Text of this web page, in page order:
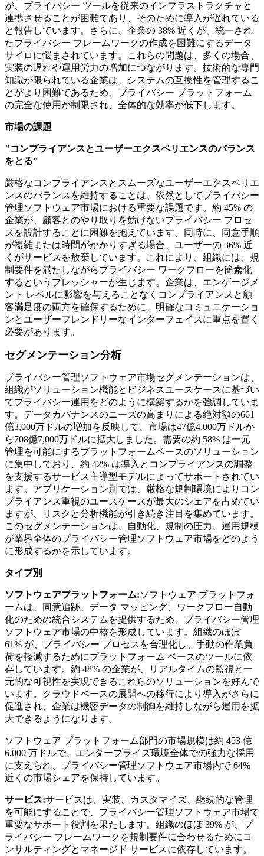
が、プライバシー ツールを従来のインフラストラクチャと
連携させることが困難であり、そのために導入が遅れている
と報告しています。さらに、企業の 38% 近くが、統一され
たプライバシー フレームワークの作成を困難にするデータ
サイロに悩まされています。これらの問題は、多くの場合、
実装の遅れや運用労力の増加につながります。技術的な専門
知識が限られている企業は、システムの互換性を管理するこ
とがより困難であるため、プライバシー プラットフォーム
の完全な使用が制限され、全体的な効率が低下します。
市場の課題
"コンプライアンスとユーザーエクスペリエンスのバランス
をとる"
厳格なコンプライアンスとスムーズなユーザーエクスペリエ
ンスのバランスを維持することは、依然としてプライバシー
管理ソフトウェア市場における重要な課題です。約 45% の
企業が、顧客とのやり取りを妨げないプライバシー プロセ
スを設計することに困難を抱えています。同時に、同意手順
が複雑または時間がかかりすぎる場合、ユーザーの 36% 近
くがサービスを放棄しています。これにより、組織には、規
制要件を満たしながらプライバシー ワークフローを簡素化
するというプレッシャーが生じます。企業は、エンゲージメ
ント レベルに影響を与えることなくコンプライアンスと顧
客満足度の両方を確保するために、明確なコミュニケーショ
ンとユーザーフレンドリーなインターフェイスに重点を置く
必要があります。
セグメンテーション分析
プライバシー管理ソフトウェア市場セグメンテーションは、
組織がソリューション機能とビジネスユースケースに基づい
てプライバシー運用をどのように構築するかを強調していま
す。データガバナンスのニーズの高まりによる絶対額の661
億3,000万ドルの増加を反映して、市場は47億4,000万ドルか
ら708億7,000万ドルに拡大しました。需要の約 58% は一元
管理を可能にするプラットフォームベースのソリューション
に集中しており、約 42% は導入とコンプライアンスの調整
を支援するサービス主導型モデルによってサポートされてい
ます。アプリケーション別では、厳格な規制環境によりコン
プライアンス重視のユースケースが最大のシェアを占めてい
ますが、リスクと分析機能が引き続き注目を集めています。
このセグメンテーションは、自動化、規制の圧力、運用規模
が業界全体のプライバシー管理ソフトウェア市場をどのよう
に形成するかを示しています。
タイプ別
ソフトウェアプラットフォーム:ソフトウェア プラットフォ
ームは、同意追跡、データ マッピング、ワークフロー自動
化のための統合システムを提供するため、プライバシー管理
ソフトウェア市場の中核を形成しています。組織のほぼ
61% が、プライバシー プロセスを合理化し、手動の作業負
荷を軽減するためにプラットフォーム ベースのツールに依
存しています。約 48% の企業が、リアルタイムの監視と一
元的な可視性を実現できるこれらのソリューションを好んで
います。クラウドベースの展開への移行により導入がさらに
促進され、企業は機密データの制御を維持しながら運用を拡
大できるようになります。
ソフトウェア プラットフォーム部門の市場規模は約 453 億
6,000 万ドルで、エンタープライズ環境全体での強力な採用
に支えられ、プライバシー管理ソフトウェア市場内で 64%
近くの市場シェアを保持しています。
サービス:サービスは、実装、カスタマイズ、継続的な管理
を可能にすることで、プライバシー管理ソフトウェア市場で
重要なサポート役割を果たします。組織のほぼ 39% が、プ
ライバシー フレームワークを規制要件に合わせるためにコ
ンサルティングとマネージド サービスに依存しています。